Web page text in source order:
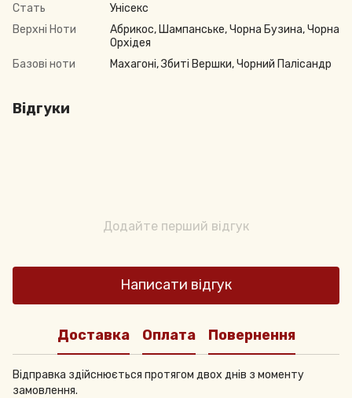
Стать
Унісекс
Верхні Ноти
Абрикос, Шампанське, Чорна Бузина, Чорна
Орхідея
Базові ноти
Махагоні, Збиті Вершки, Чорний Палісандр
Відгуки
Додайте перший відгук
Написати відгук
Доставка Оплата Повернення
Відправка здійснюється протягом двох днів з моменту
замовлення.